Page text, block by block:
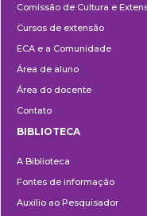
e
Extensão
Comissão de Cultura e
Cursos de extensão
ECA e a Comunidade
Área de aluno
Área do docente
Contato
BIBLIOTECA
A Biblioteca
Fontes de informação
Auxílio ao Pesquisador